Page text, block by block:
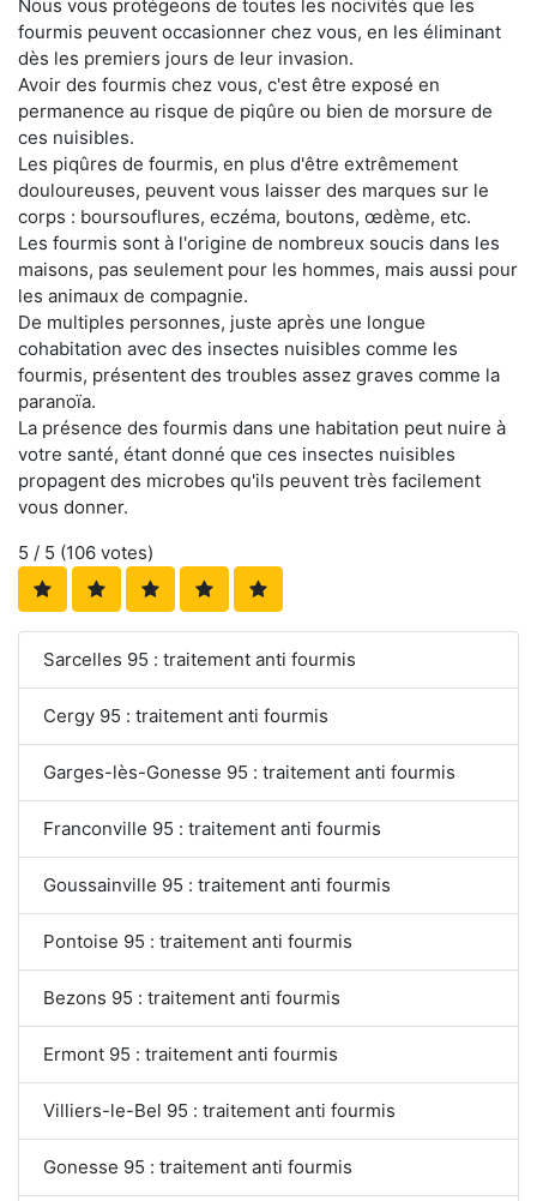
Nous vous protégeons de toutes les nocivités que les
fourmis peuvent occasionner chez vous, en les éliminant
dès les premiers jours de leur invasion.
Avoir des fourmis chez vous, c'est être exposé en
permanence au risque de piqûre ou bien de morsure de
ces nuisibles.
Les piqûres de fourmis, en plus d'être extrêmement
douloureuses, peuvent vous laisser des marques sur le
corps : boursouflures, eczéma, boutons, œdème, etc.
Les fourmis sont à l'origine de nombreux soucis dans les
maisons, pas seulement pour les hommes, mais aussi pour
les animaux de compagnie.
De multiples personnes, juste après une longue
cohabitation avec des insectes nuisibles comme les
fourmis, présentent des troubles assez graves comme la
paranoïa.
La présence des fourmis dans une habitation peut nuire à
votre santé, étant donné que ces insectes nuisibles
propagent des microbes qu'ils peuvent très facilement
vous donner.
5 / 5 (106 votes)
Sarcelles 95 : traitement anti fourmis
Cergy 95 : traitement anti fourmis
Garges-lès-Gonesse 95 : traitement anti fourmis
Franconville 95 : traitement anti fourmis
Goussainville 95 : traitement anti fourmis
Pontoise 95 : traitement anti fourmis
Bezons 95 : traitement anti fourmis
Ermont 95 : traitement anti fourmis
Villiers-le-Bel 95 : traitement anti fourmis
Gonesse 95 : traitement anti fourmis